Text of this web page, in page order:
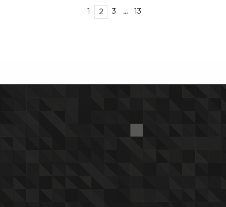
1 2 3 … 13